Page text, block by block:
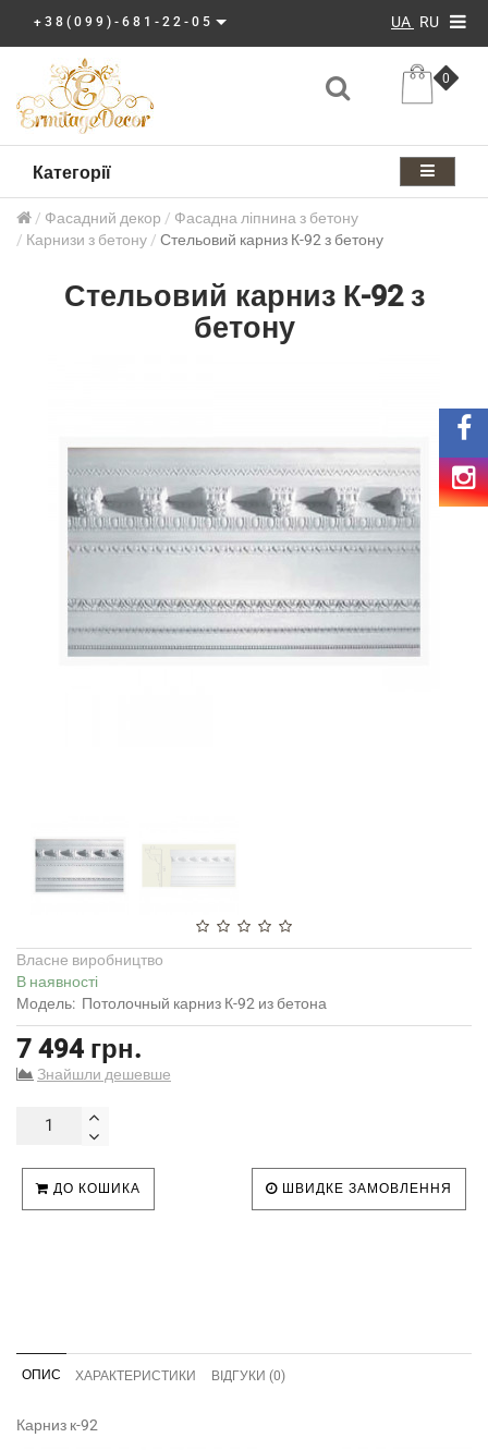
+38(099)-681-22-05 UA RU
0
Категорії
Фасадний декор
Фасадна ліпнина з бетону
Карнизи з бетону
Стельовий карниз К-92 з бетону
Стельовий карниз К-92 з
бетону
Власне виробництво
В наявності
Модель: Потолочный карниз К-92 из бетона
7 494 грн.
Знайшли дешевше
ДО КОШИКА ШВИДКЕ ЗАМОВЛЕННЯ
ОПИС ХАРАКТЕРИСТИКИ ВІДГУКИ (0)
Карниз к-92